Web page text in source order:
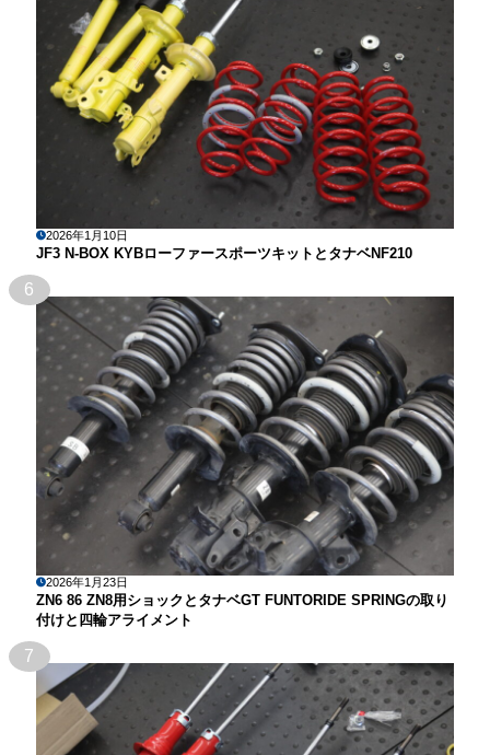
2026年1月10日
JF3 N-BOX KYBローファースポーツキットとタナベNF210
6
2026年1月23日
ZN6 86 ZN8用ショックとタナベGT FUNTORIDE SPRINGの取り
付けと四輪アライメント
7